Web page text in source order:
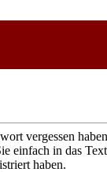
vergessen
einfach in das
haben.